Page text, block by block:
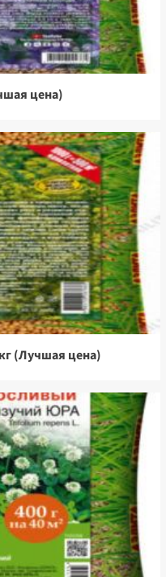
цена)
(Лучшая цена)